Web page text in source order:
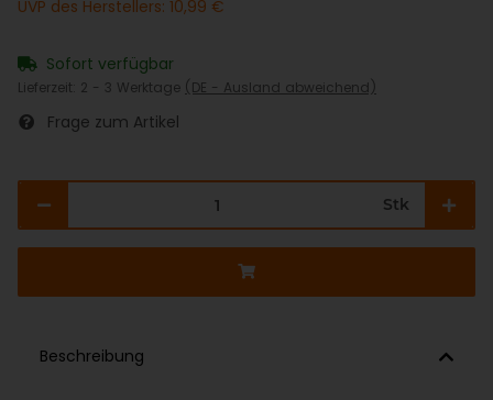
UVP des Herstellers: 10,99 €
Sofort verfügbar
Lieferzeit: 2 - 3 Werktage (DE - Ausland abweichend)
Frage zum Artikel
Stk
Beschreibung